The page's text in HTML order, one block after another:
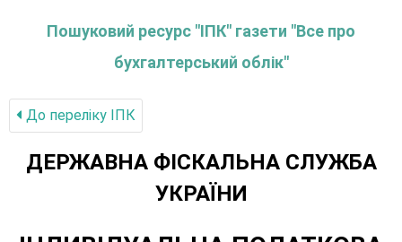
Пошуковий ресурс "ІПК" газети "Все про
бухгалтерський облік"
До переліку IПК
ДЕРЖАВНА ФІСКАЛЬНА СЛУЖБА
УКРАЇНИ